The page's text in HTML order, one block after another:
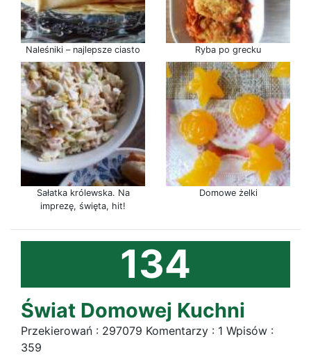
Naleśniki – najlepsze ciasto Ryba po grecku
Sałatka królewska. Na
imprezę, święta, hit!
Domowe żelki
134
Świat Domowej Kuchni
Przekierowań : 297079 Komentarzy : 1 Wpisów :
359